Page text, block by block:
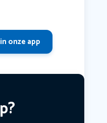
onze app